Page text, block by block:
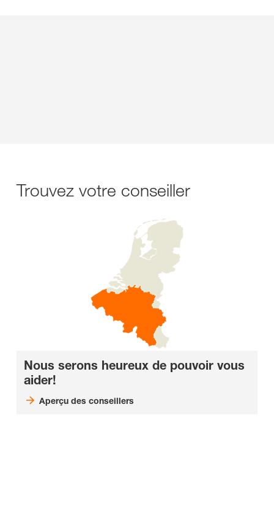
Trouvez votre conseiller
Nous serons heureux de pouvoir vous
aider!
Aperçu des conseillers